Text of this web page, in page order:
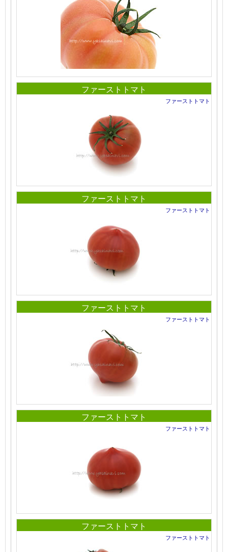
ファーストトマト
ファーストトマト
ファーストトマト
ファーストトマト
ファーストトマト
ファーストトマト
ファーストトマト
ファーストトマト
ファーストトマト
ファーストトマト